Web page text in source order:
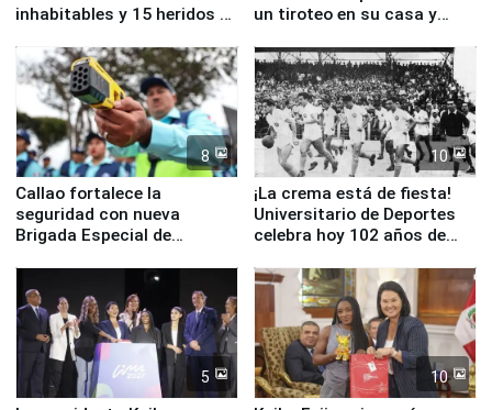
inhabitables y 15 heridos en
un tiroteo en su casa y
8
Callao fortalece la
seguridad con nueva
Brigada Especial de
equipamiento para
Serenazgo
10
¡La crema está de fiesta!
Universitario de Deportes
celebra hoy 102 años de
5 10